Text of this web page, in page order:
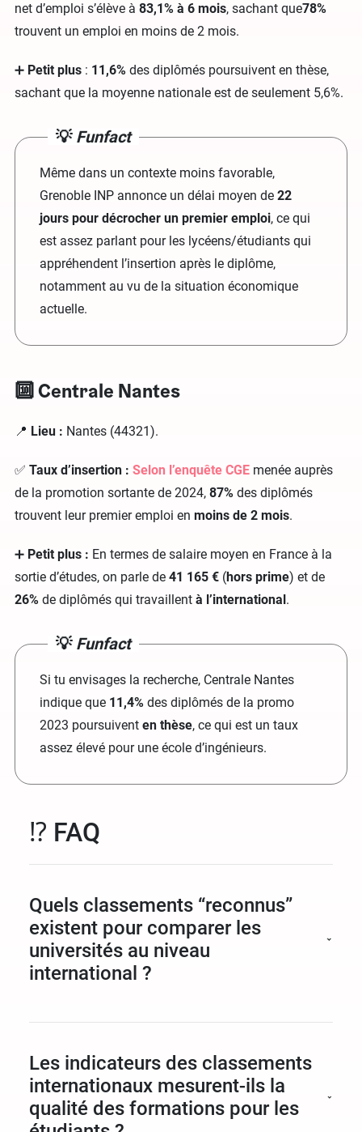
net d’emploi s’élève à 83,1% à 6 mois, sachant que78%
trouvent un emploi en moins de 2 mois.
➕ Petit plus : 11,6% des diplômés poursuivent en thèse,
sachant que la moyenne nationale est de seulement 5,6%.
💡 Funfact
Même dans un contexte moins favorable,
Grenoble INP annonce un délai moyen de 22
jours pour décrocher un premier emploi, ce qui
est assez parlant pour les lycéens/étudiants qui
appréhendent l’insertion après le diplôme,
notamment au vu de la situation économique
actuelle.
🔟 Centrale Nantes
📍 Lieu : Nantes (44321).
✅ Taux d’insertion : Selon l’enquête CGE menée auprès
de la promotion sortante de 2024, 87% des diplômés
trouvent leur premier emploi en moins de 2 mois.
➕ Petit plus : En termes de salaire moyen en France à la
sortie d’études, on parle de 41 165 € (hors prime) et de
26% de diplômés qui travaillent à l’international.
💡 Funfact
Si tu envisages la recherche, Centrale Nantes
indique que 11,4% des diplômés de la promo
2023 poursuivent en thèse, ce qui est un taux
assez élevé pour une école d’ingénieurs.
⁉️ FAQ
Quels classements “reconnus”
existent pour comparer les
universités au niveau
international ?
notamment Times Higher Education (THE), QS
ShanghaiRanking/ARWU. Chacun a sa
méthodologie et ses indicateurs (recherche,
citations, réputation, international, etc.).
Les indicateurs des classements
internationaux mesurent-ils la
qualité des formations pour les